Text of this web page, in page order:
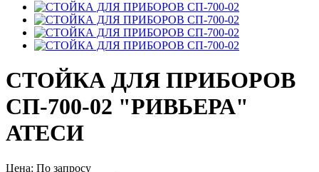
СТОЙКА ДЛЯ ПРИБОРОВ
СП-700-02 "РИВЬЕРА"
АТЕСИ
Цена: По запросу